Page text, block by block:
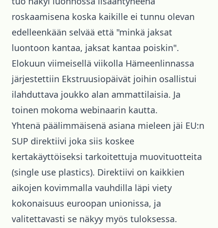
roskaamisena koska kaikille ei tunnu olevan
edelleenkään selvää että "minkä jaksat
luontoon kantaa, jaksat kantaa poiskin".
Elokuun viimeisellä viikolla Hämeenlinnassa
järjestettiin Ekstruusiopäivät joihin osallistui
ilahduttava joukko alan ammattilaisia. Ja
toinen mokoma webinaarin kautta.
Yhtenä päälimmäisenä asiana mieleen jäi EU:n
SUP direktiivi joka siis koskee
kertakäyttöiseksi tarkoitettuja muovituotteita
(single use plastics). Direktiivi on kaikkien
aikojen kovimmalla vauhdilla läpi viety
kokonaisuus euroopan unionissa, ja
valitettavasti se näkyy myös tuloksessa.